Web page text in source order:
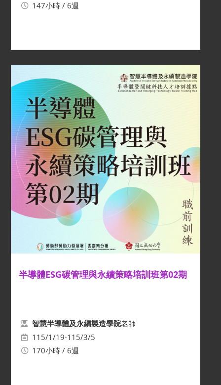
147小時 / 6週
半導體ESG碳管理與永續策略培訓班第02期
智慧半導體及永續製造學院老師
115/1/19-115/3/5
170小時 / 6週